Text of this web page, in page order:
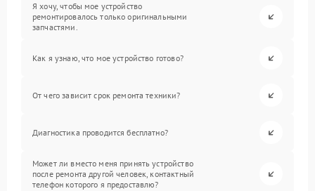
Я хочу, чтобы мое устройство
ремонтировалось только оригинальными
запчастями.
Как я узнаю, что мое устройство готово?
От чего зависит срок ремонта техники?
Диагностика проводится бесплатно?
Может ли вместо меня принять устройство
после ремонта другой человек, контактный
телефон которого я предоставлю?